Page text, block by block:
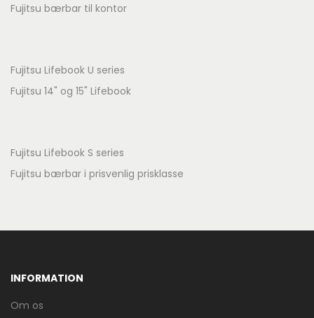
Fujitsu bærbar til kontor
Fujitsu Lifebook U series
Fujitsu 14" og 15" Lifebook
Fujitsu Lifebook S series
Fujitsu bærbar i prisvenlig prisklasse
INFORMATION
Om os